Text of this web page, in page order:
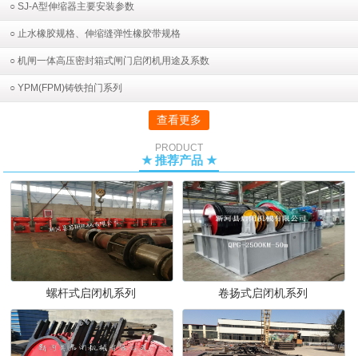
○ SJ-A型伸缩器主要安装参数
○ 止水橡胶规格、伸缩缝弹性橡胶带规格
○ 机闸一体高压密封箱式闸门启闭机用途及系数
○ YPM(FPM)铸铁拍门系列
查看更多
PRODUCT
★ 推荐产品 ★
螺杆式启闭机系列 卷扬式启闭机系列